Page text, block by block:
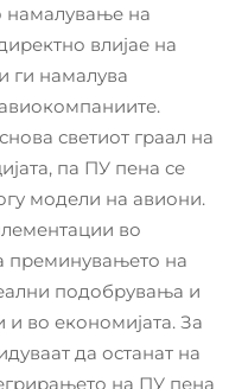
намалување на
влијае на
ги намалува
светиот граал на
па ПУ пена се
модели на авиони.
во
преминувањето на
подобрувања и
во економијата. За
да останат на
на ПУ пена